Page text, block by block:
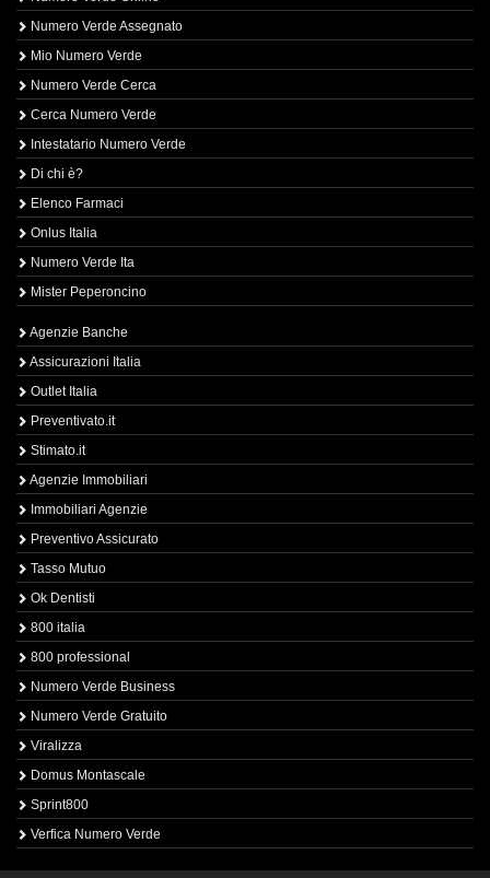
Numero Verde Assegnato
Mio Numero Verde
Numero Verde Cerca
Cerca Numero Verde
Intestatario Numero Verde
Di chi è?
Elenco Farmaci
Onlus Italia
Numero Verde Ita
Mister Peperoncino
Agenzie Banche
Assicurazioni Italia
Outlet Italia
Preventivato.it
Stimato.it
Agenzie Immobiliari
Immobiliari Agenzie
Preventivo Assicurato
Tasso Mutuo
Ok Dentisti
800 italia
800 professional
Numero Verde Business
Numero Verde Gratuito
Viralizza
Domus Montascale
Sprint800
Verfica Numero Verde